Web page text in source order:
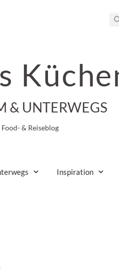
& UNTERWEGS
Food- & Reiseblog
Inspiration